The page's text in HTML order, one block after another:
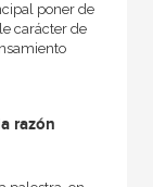
poner de
carácter de
razón